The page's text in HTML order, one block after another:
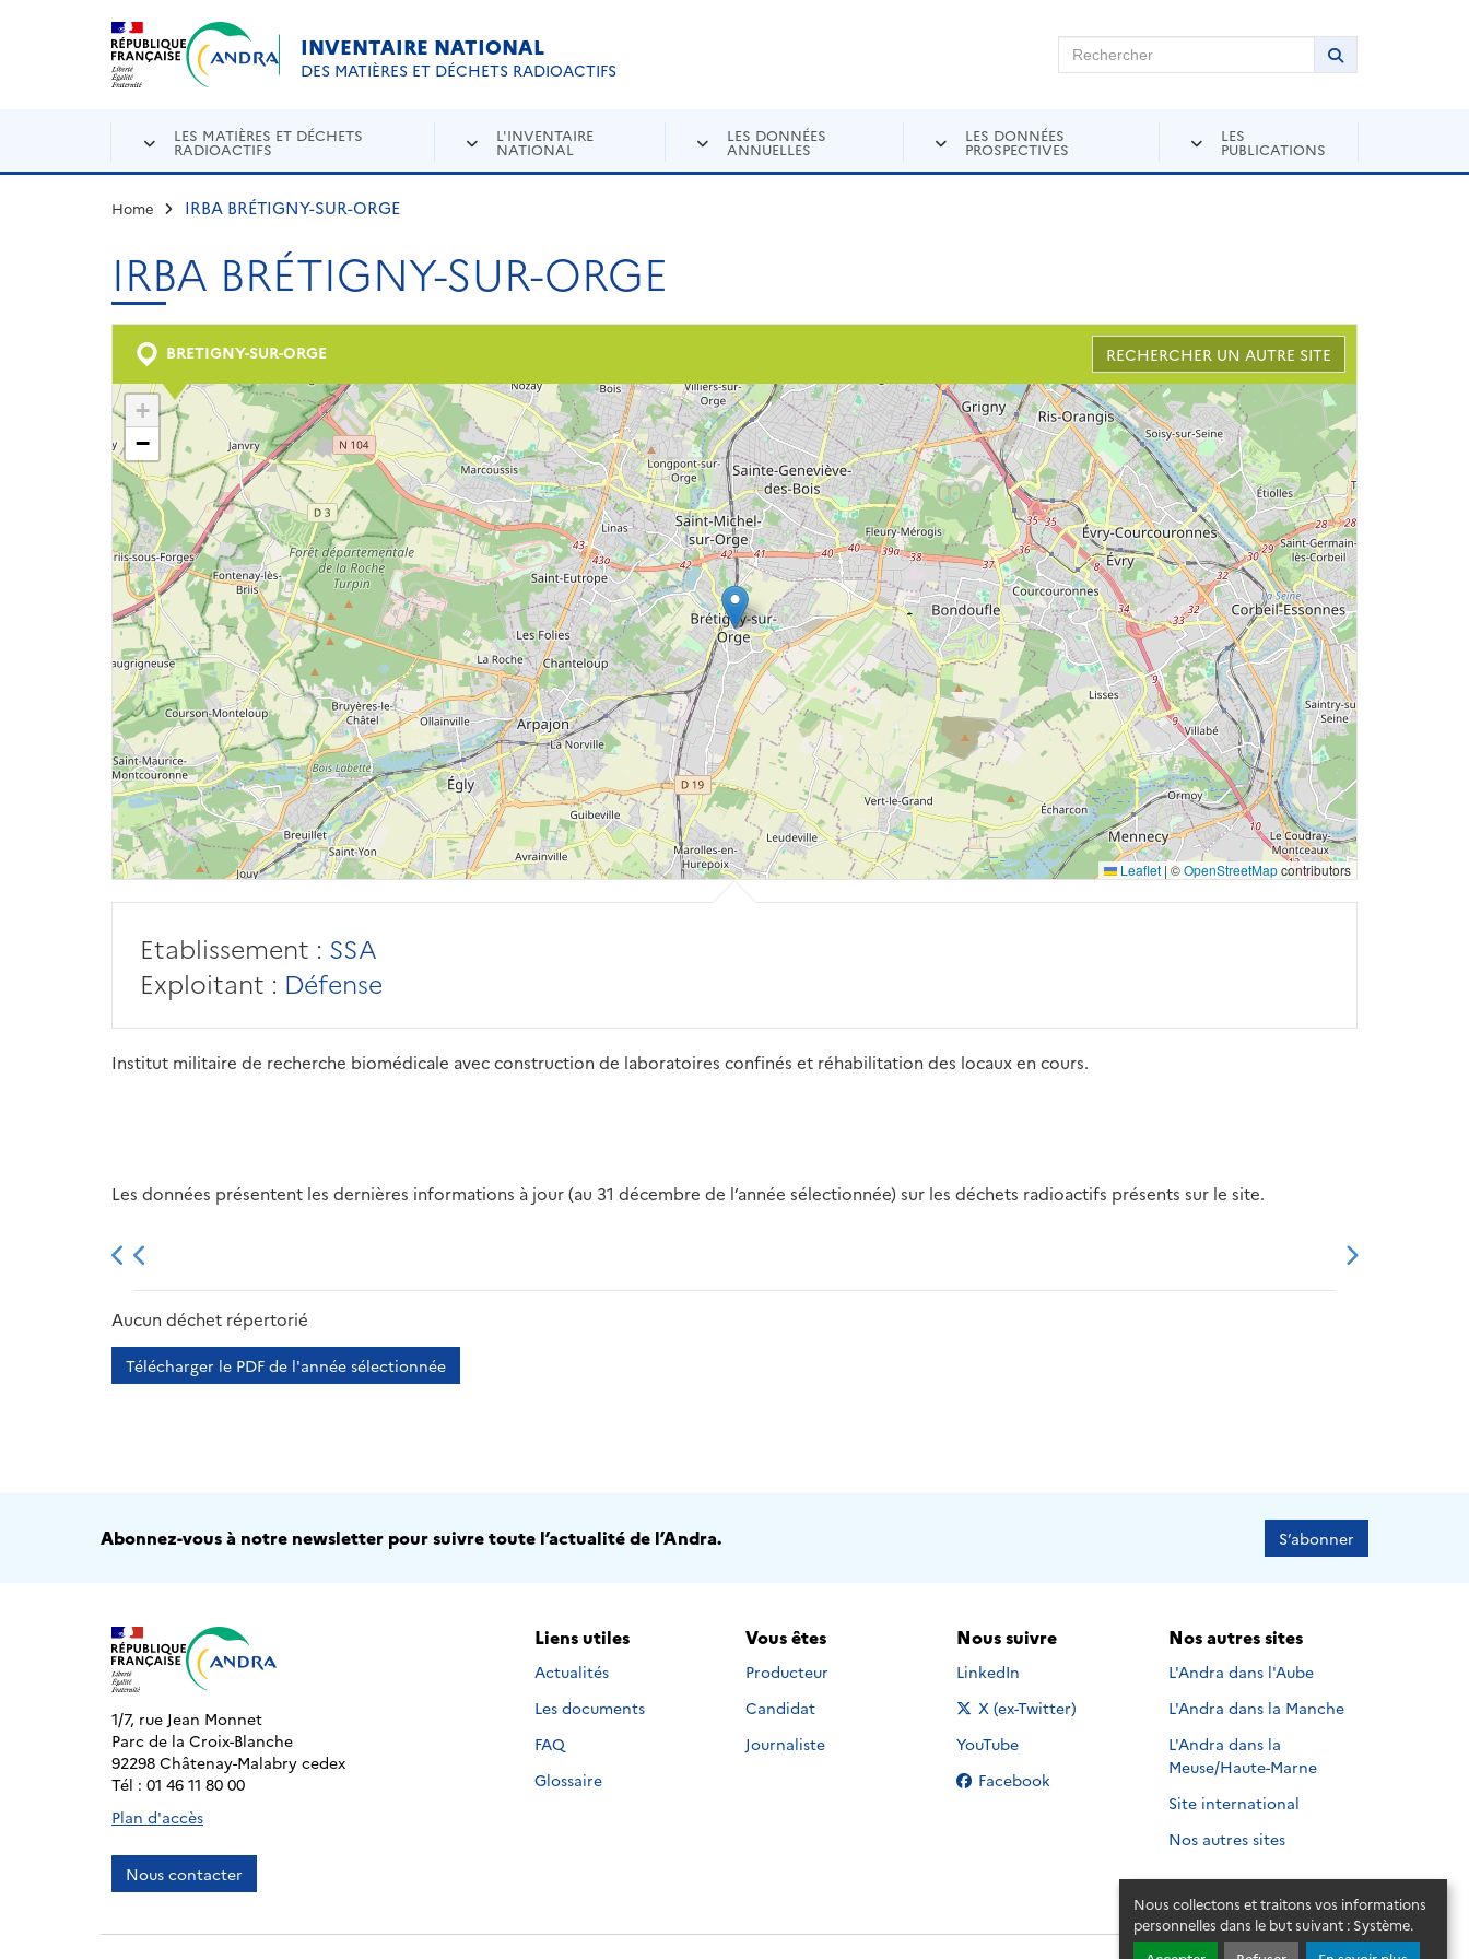
Nous collectons et traitons vos informations
personnelles dans le but suivant : Système.
Aller au contenu principal
INVENTAIRE NATIONAL
DES MATIÈRES ET DÉCHETS RADIOACTIFS
Rechercher sur Andra Inventaire Rechercher
Lancer la
LES MATIÈRES ET DÉCHETS
RADIOACTIFS
L'INVENTAIRE
NATIONAL
LES DONNÉES
ANNUELLES
LES DONNÉES
PROSPECTIVES
LES
PUBLICATIONS
Home IRBA BRÉTIGNY-SUR-ORGE
IRBA BRÉTIGNY-SUR-ORGE
BRETIGNY-SUR-ORGE RECHERCHER UN AUTRE SITE
+
−
Leaflet| ©OpenStreetMapcontributors
Etablissement : SSA
Exploitant : Défense
Institut militaire de recherche biomédicale avec construction de laboratoires confinés et réhabilitation des locaux en cours.
Les données présentent les dernières informations à jour (au 31 décembre de l’année sélectionnée) sur les déchets radioactifs présents sur le site.
2013 2014
Aucun déchet répertorié
Télécharger le PDF de l'année sélectionnée
Abonnez-vous à notre newsletter pour suivre toute l’actualité de l’Andra. S’abonner
1/7, rue Jean Monnet
Parc de la Croix-Blanche
92298 Châtenay-Malabry cedex
Tél : 01 46 11 80 00
Plan d'accès
Nous contacter
Liens utiles
Actualités
Les documents
FAQ
Glossaire
Vous êtes
Producteur
Candidat
Journaliste
Nous suivre
Nous suivre sur
LinkedIn
Nous suivre sur
X (ex-Twitter)
Nous suivre sur
YouTube
Nous suivre sur
Facebook
Nos autres sites
L'Andra dans l'Aube
L'Andra dans la Manche
L'Andra dans la
Meuse/Haute-Marne
Site international
Nos autres sites